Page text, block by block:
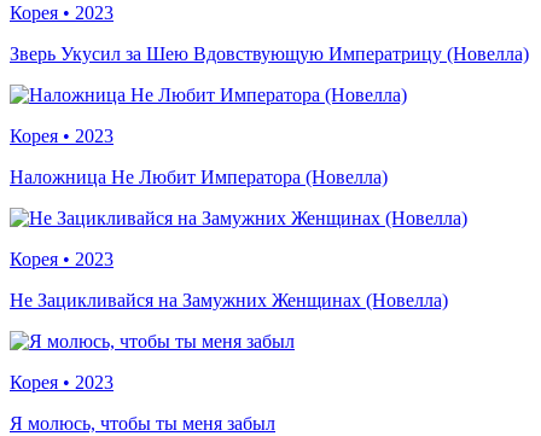
Корея • 2023
Зверь Укусил за Шею Вдовствующую Императрицу (Новелла)
Корея • 2023
Наложница Не Любит Императора (Новелла)
Корея • 2023
Не Зацикливайся на Замужних Женщинах (Новелла)
Корея • 2023
Я молюсь, чтобы ты меня забыл